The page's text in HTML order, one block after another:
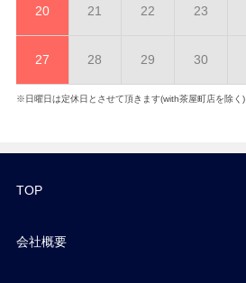
20 21 22 23
27 28 29 30
※日曜日は定休日とさせて頂きます(with茶屋町店を除く)
TOP
会社概要